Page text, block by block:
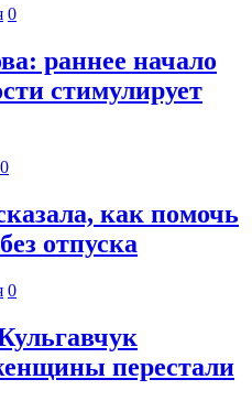
0
раннее начало
стимулирует
0
как помочь
отпуска
0
перестали